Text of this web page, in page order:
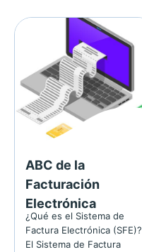
ABC de la
Facturación
Electrónica
¿Qué es el Sistema de
Factura Electrónica (SFE)?
El Sistema de Factura